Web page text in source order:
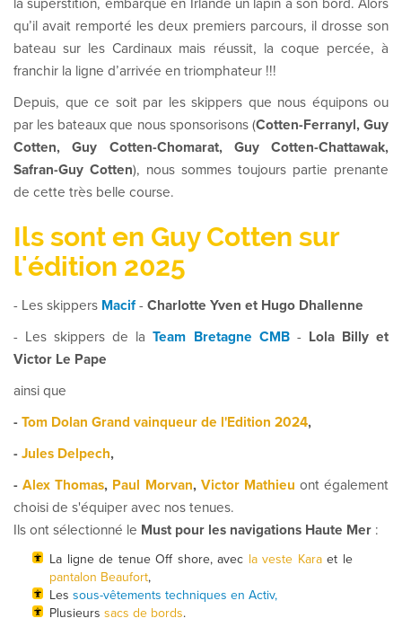
la superstition, embarque en Irlande un lapin à son bord. Alors
qu’il avait remporté les deux premiers parcours, il drosse son
bateau sur les Cardinaux mais réussit, la coque percée, à
franchir la ligne d’arrivée en triomphateur !!!
Depuis, que ce soit par les skippers que nous équipons ou
par les bateaux que nous sponsorisons (Cotten-Ferranyl, Guy
Cotten, Guy Cotten-Chomarat, Guy Cotten-Chattawak,
Safran-Guy Cotten), nous sommes toujours partie prenante
de cette très belle course.
Ils sont en Guy Cotten sur
l'édition 2025
- Les skippers Macif- Charlotte Yven et Hugo Dhallenne
- Les skippers de laTeam Bretagne CMB- Lola Billy et
Victor Le Pape
ainsi que
- Tom Dolan Grand vainqueur de l'Edition 2024,
- Jules Delpech,
-Alex Thomas, Paul Morvan, Victor Mathieu ont également
choisi de s'équiper avec nos tenues.
Ils ont sélectionné le Must pour les navigations Haute Mer :
La ligne de tenue Off shore, avec la veste Karaet le
pantalon Beaufort,
Les sous-vêtements techniques en Activ,
Plusieurs sacs de bords.